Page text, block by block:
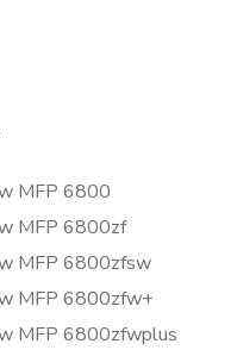
MFP 6800
MFP 6800zf
MFP 6800zfsw
MFP 6800zfw+
MFP 6800zfwplus